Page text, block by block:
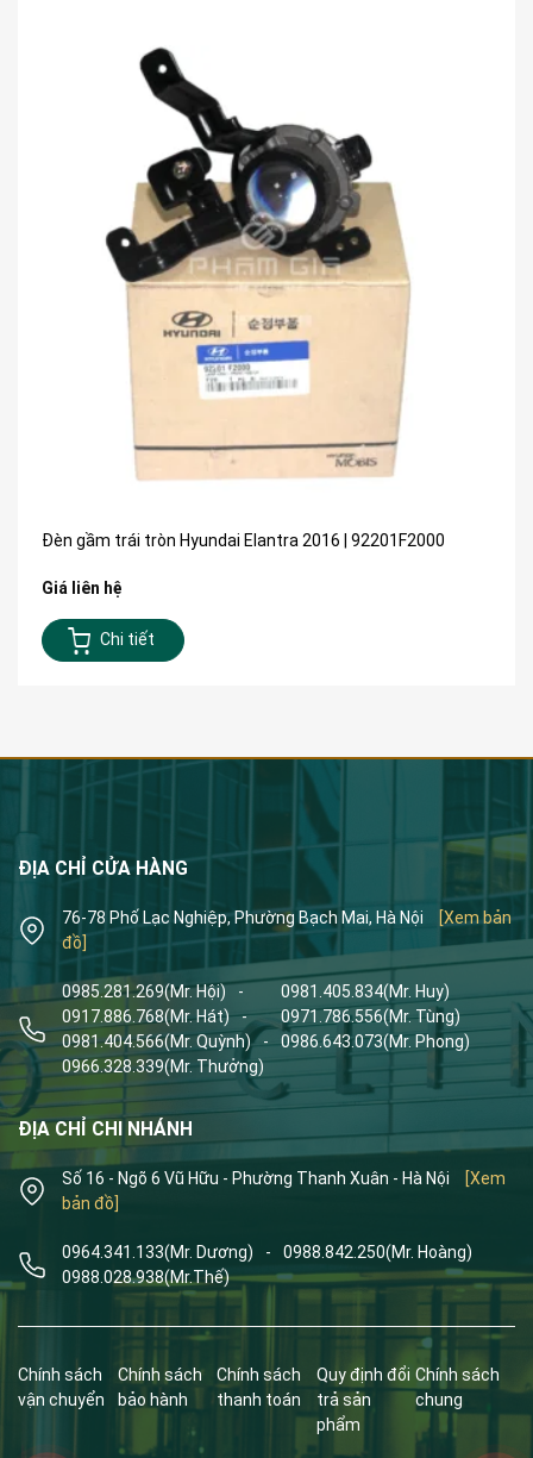
Đèn gầm trái tròn Hyundai Elantra 2016 | 92201F2000
Giá liên hệ
Chi tiết
ĐỊA CHỈ CỬA HÀNG
76-78 Phố Lạc Nghiệp, Phường Bạch Mai, Hà Nội
[Xem bản
đồ]
0985.281.269(Mr. Hội) - 0981.405.834(Mr. Huy)
0917.886.768(Mr. Hát) - 0971.786.556(Mr. Tùng)
0981.404.566(Mr. Quỳnh) - 0986.643.073(Mr. Phong)
0966.328.339(Mr. Thưởng)
ĐỊA CHỈ CHI NHÁNH
Số 16 - Ngõ 6 Vũ Hữu - Phường Thanh Xuân - Hà Nội
[Xem
bản đồ]
0964.341.133(Mr. Dương) - 0988.842.250(Mr. Hoàng)
0988.028.938(Mr.Thế)
Chính sách
vận chuyển
Chính sách
bảo hành
Chính sách
thanh toán
Quy định đổi
trả sản
phẩm
Chính sách
chung